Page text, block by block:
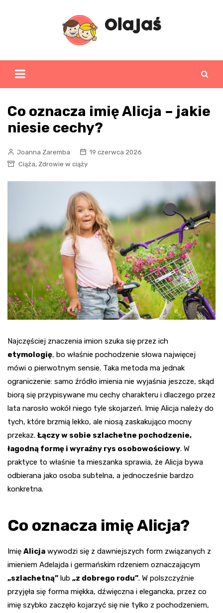
Co oznacza imię Alicja – jakie
niesie cechy?
Joanna Zaremba
19 czerwca 2026
Ciąża, Zdrowie w ciąży
Najczęściej znaczenia imion szuka się przez ich
etymologię, bo właśnie pochodzenie słowa najwięcej
mówi o pierwotnym sensie. Taka metoda ma jednak
ograniczenie: samo źródło imienia nie wyjaśnia jeszcze, skąd
biorą się przypisywane mu cechy charakteru i dlaczego przez
lata narosło wokół niego tyle skojarzeń. Imię Alicja należy do
tych, które brzmią lekko, ale niosą zaskakująco mocny
przekaz. Łączy w sobie szlachetne pochodzenie,
łagodną formę i wyraźny rys osobowościowy. W
praktyce to właśnie ta mieszanka sprawia, że Alicja bywa
odbierana jako osoba subtelna, a jednocześnie bardzo
konkretna.
Co oznacza imię Alicja?
Imię Alicja wywodzi się z dawniejszych form związanych z
imieniem Adelajda i germańskim rdzeniem oznaczającym
„szlachetną” lub „z dobrego rodu”. W polszczyźnie
przyjęła się forma miękka, dźwięczna i elegancka, przez co
imię szybko zaczęło kojarzyć się nie tylko z pochodzeniem,